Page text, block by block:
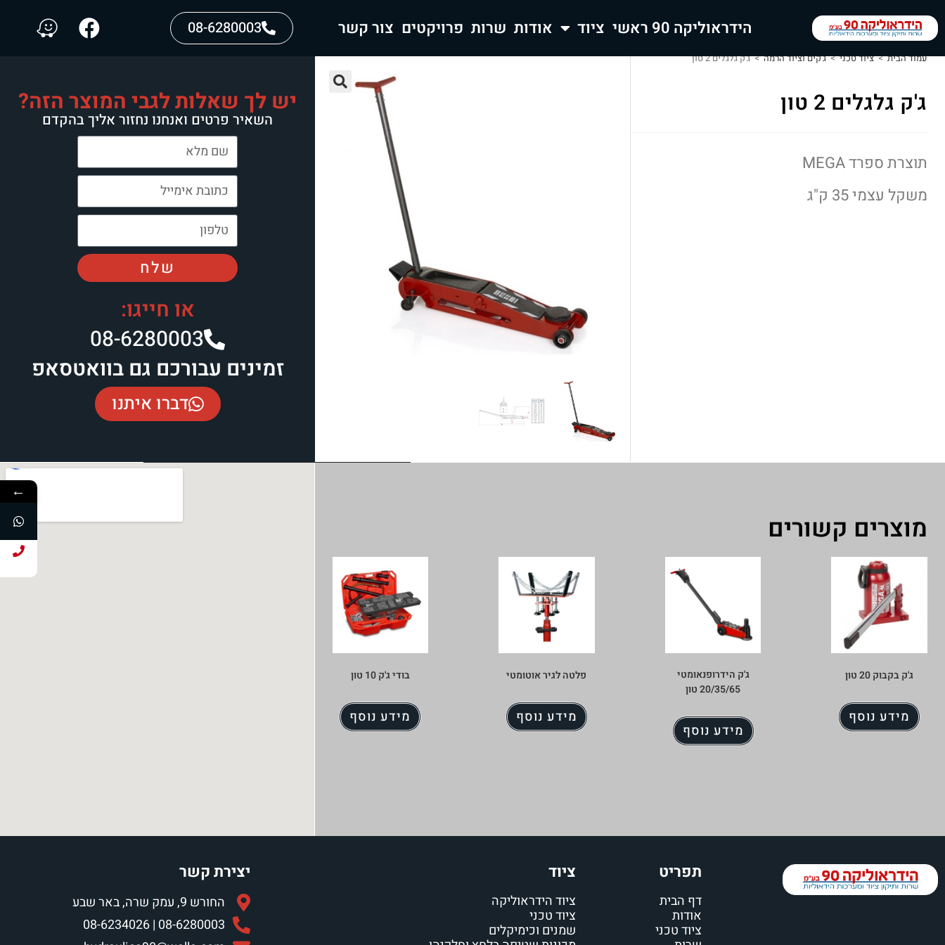
הידראוליקה 90 ראשי ציוד אודות שרות פרויקטים צור קשר 08-6280003
עמוד הבית > ציוד טכני > ג'קים וציוד הרמה > ג'ק גלגלים 2 טון
ג'ק גלגלים 2 טון
תוצרת ספרד MEGA
משקל עצמי 35 ק"ג
יש לך שאלות לגבי המוצר הזה?
השאיר פרטים ואנחנו נחזור אליך בהקדם
שלח
או חייגו:
08-6280003​
זמינים עבורכם גם בוואטסאפ
דברו איתנו
מוצרים קשורים
ג'ק בקבוק 20 טון
מידע נוסף
ג'ק הידרופנאומטי
20/35/65 טון
מידע נוסף
פלטה לגיר אוטומטי
מידע נוסף
בודי ג'ק 10 טון
מידע נוסף
תפריט
דף הבית
אודות
ציוד טכני
ציוד
ציוד הידראוליקה
ציוד טכני
שמנים וכימיקלים
יצירת קשר
החורש 9, עמק שרה, באר שבע
08-6280003 | 08-6234026
←